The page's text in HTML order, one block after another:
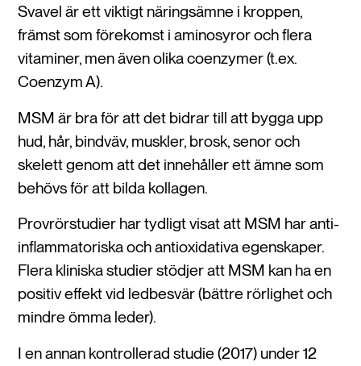
Svavel är ett viktigt näringsämne i kroppen,
främst som förekomst i aminosyror och flera
vitaminer, men även olika coenzymer (t.ex.
Coenzym A).
MSM är bra för att det bidrar till att bygga upp
hud, hår, bindväv, muskler, brosk, senor och
skelett genom att det innehåller ett ämne som
behövs för att bilda kollagen.
Provrörstudier har tydligt visat att MSM har anti-
inflammatoriska och antioxidativa egenskaper.
Flera kliniska studier stödjer att MSM kan ha en
positiv effekt vid ledbesvär (bättre rörlighet och
mindre ömma leder).
I en annan kontrollerad studie (2017) under 12